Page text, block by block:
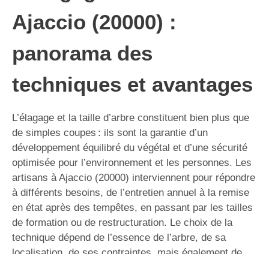
Ajaccio (20000) :
panorama des
techniques et avantages
L’élagage et la taille d’arbre constituent bien plus que
de simples coupes : ils sont la garantie d’un
développement équilibré du végétal et d’une sécurité
optimisée pour l’environnement et les personnes. Les
artisans à Ajaccio (20000) interviennent pour répondre
à différents besoins, de l’entretien annuel à la remise
en état après des tempêtes, en passant par les tailles
de formation ou de restructuration. Le choix de la
technique dépend de l’essence de l’arbre, de sa